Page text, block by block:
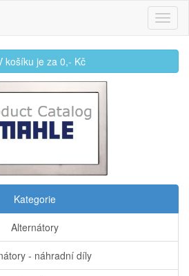
košíku je za0,- Kč
Kategorie
Alternátory
- náhradní díly